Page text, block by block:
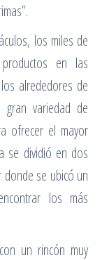
los miles de
en las
alrededores de
variedad de
ofrecer el mayor
se dividió en dos
donde se ubicó un
los más
un rincón muy